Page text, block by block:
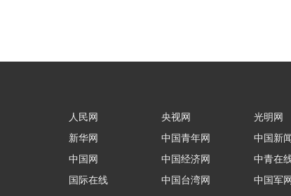
人民网
新华网
中国网
国际在线
央视网
中国青年网
中国经济网
中国台湾网
光明网
中国新
中青在
中国军